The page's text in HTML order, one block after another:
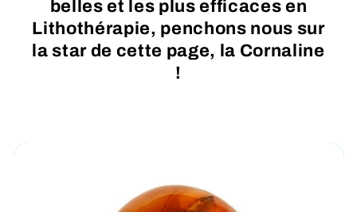
belles et les plus efficaces en
Lithothérapie, penchons nous sur
la star de cette page, la Cornaline
!